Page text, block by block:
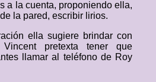
a la cuenta, proponiendo ella,
la pared, escribir lirios.
ella sugiere brindar con
Vincent pretexta tener que
llamar al teléfono de Roy